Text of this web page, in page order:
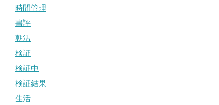
時間管理
書評
朝活
検証
検証中
検証結果
生活